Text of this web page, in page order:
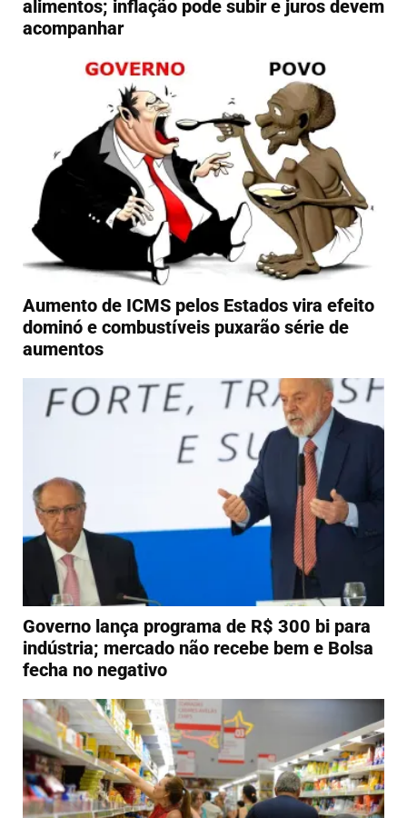
alimentos; inflação pode subir e juros devem
acompanhar
Aumento de ICMS pelos Estados vira efeito
dominó e combustíveis puxarão série de
aumentos
Governo lança programa de R$ 300 bi para
indústria; mercado não recebe bem e Bolsa
fecha no negativo